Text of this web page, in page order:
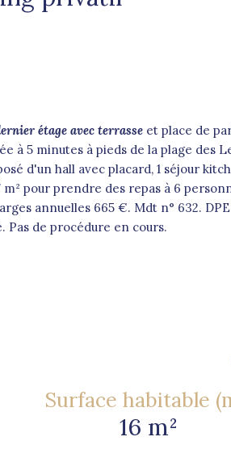
étage avec terrasse et place de
à 5 minutes à pieds de la plage des
d'un hall avec placard, 1 séjour
m² pour prendre des repas à 6
annuelles 665 €. Mdt n° 632.
Pas de procédure en cours.
Surface habitable
16 m²